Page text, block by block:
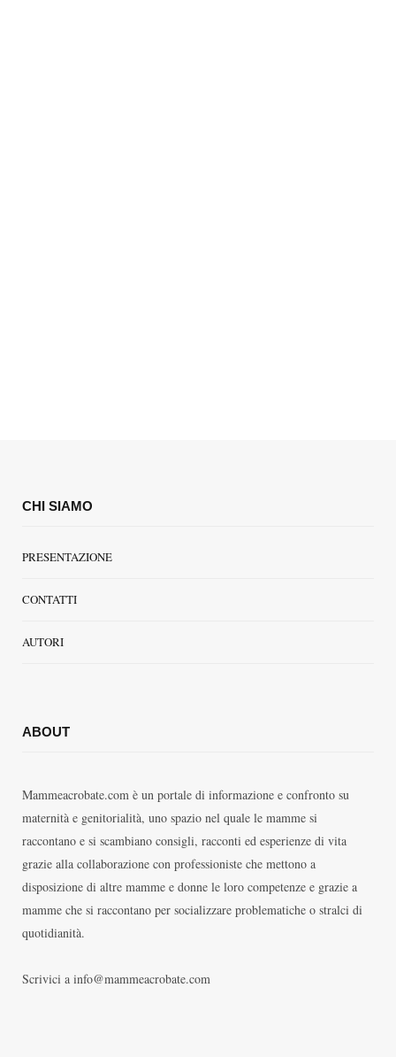
CHI SIAMO
PRESENTAZIONE
CONTATTI
AUTORI
ABOUT
Mammeacrobate.com è un portale di informazione e confronto su
maternità e genitorialità, uno spazio nel quale le mamme si
raccontano e si scambiano consigli, racconti ed esperienze di vita
grazie alla collaborazione con professioniste che mettono a
disposizione di altre mamme e donne le loro competenze e grazie a
mamme che si raccontano per socializzare problematiche o stralci di
quotidianità.
Scrivici a info@mammeacrobate.com